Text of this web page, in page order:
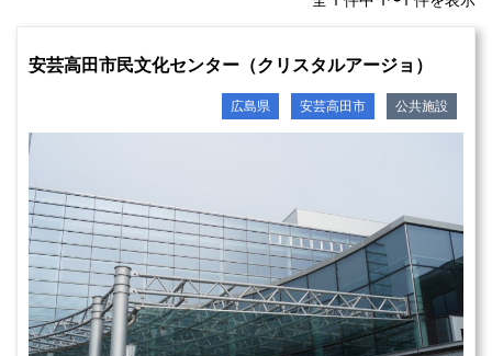
安芸高田市民文化センター（クリスタルアージョ）
広島県 安芸高田市 公共施設